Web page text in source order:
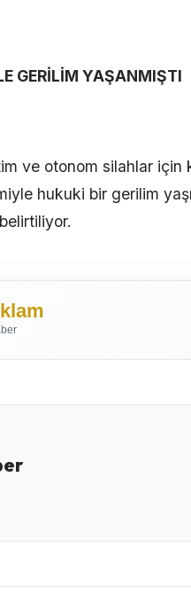
GERİLİM YAŞANMIŞTI
ve otonom silahlar için
hukuki bir gerilim